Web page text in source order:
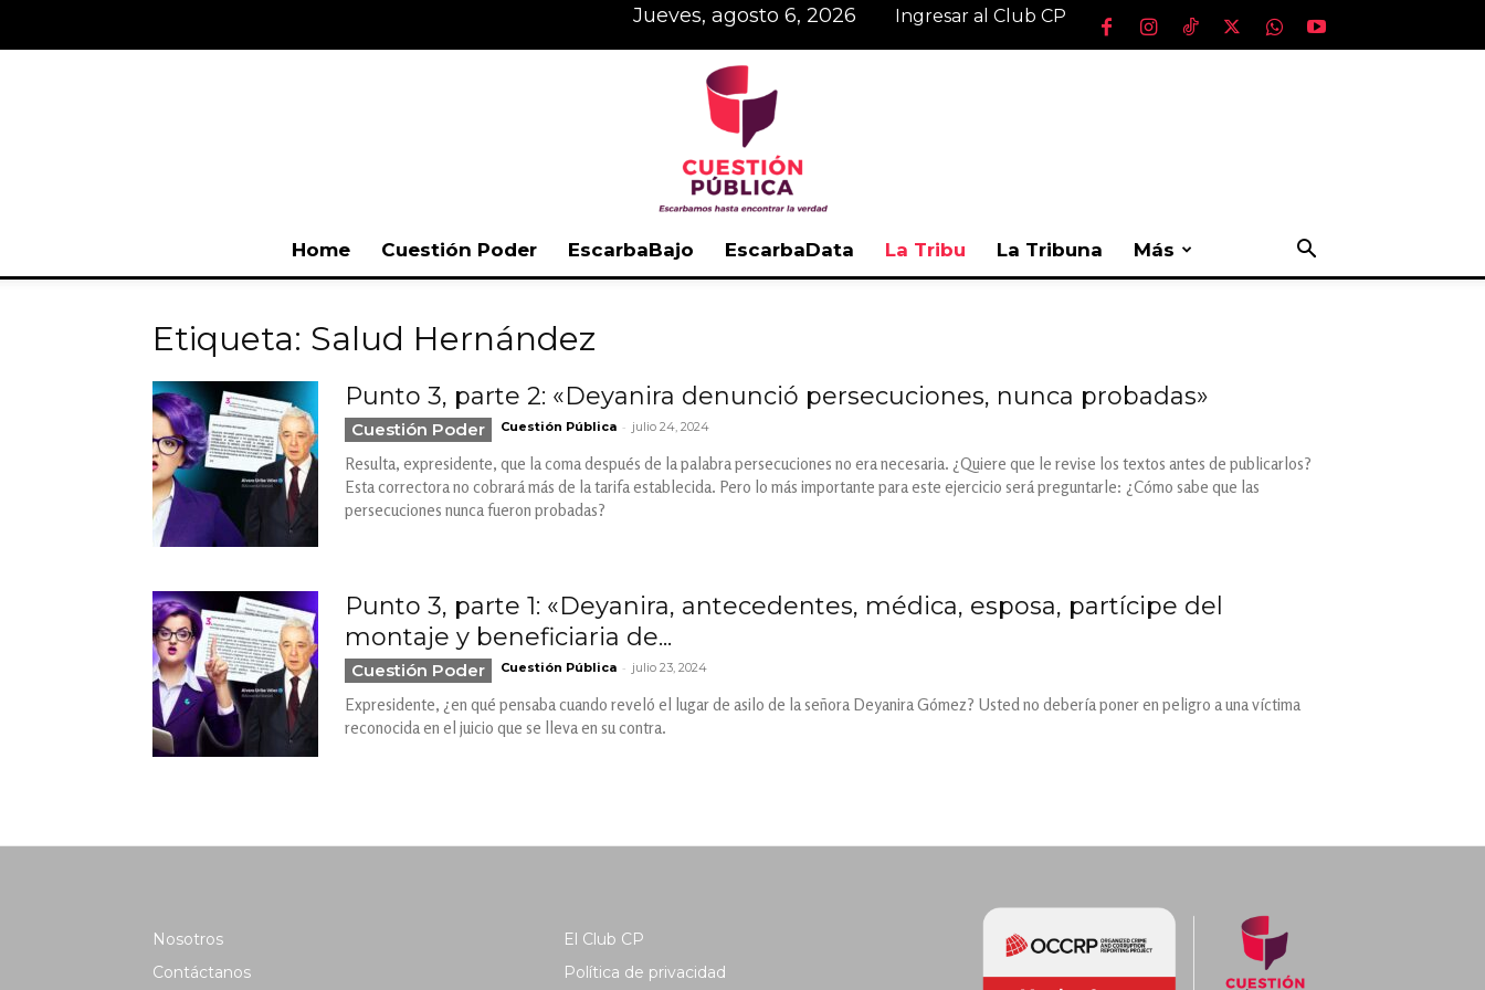
jueves, agosto 6, 2026 Ingresar al Club CP
Home Cuestión Poder EscarbaBajo EscarbaData La Tribu La Tribuna Más
Etiqueta: Salud Hernández
Punto 3, parte 2: «Deyanira denunció persecuciones, nunca probadas»
Cuestión Poder Cuestión Pública - julio 24, 2024
Resulta, expresidente, que la coma después de la palabra persecuciones no era necesaria. ¿Quiere que le revise los textos antes de publicarlos?
Esta correctora no cobrará más de la tarifa establecida. Pero lo más importante para este ejercicio será preguntarle: ¿Cómo sabe que las
persecuciones nunca fueron probadas?
Punto 3, parte 1: «Deyanira, antecedentes, médica, esposa, partícipe del
montaje y beneficiaria de...
Cuestión Poder Cuestión Pública - julio 23, 2024
Expresidente, ¿en qué pensaba cuando reveló el lugar de asilo de la señora Deyanira Gómez? Usted no debería poner en peligro a una víctima
reconocida en el juicio que se lleva en su contra.
Nosotros
Contáctanos
El Club CP
Política de privacidad